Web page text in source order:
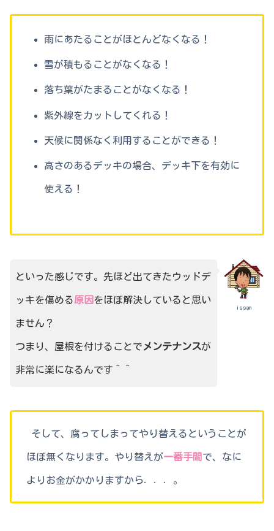
雨にあたることがほとんどなくなる！
雪が積もることがなくなる！
落ち葉がたまることがなくなる！
紫外線をカットしてくれる！
天候に関係なく利用することができる！
高さのあるデッキの場合、デッキ下を有効に
使える！
issan
といった感じです。先ほど出てきたウッドデ
ッキを傷める原因をほぼ解決していると思い
ません？
つまり、屋根を付けることで メンテナンスが
非常に楽になるんです＾＾
そして、腐ってしまってやり替えるということが
ほぼ無くなります。やり替えが一番手間 で、なに
よりお金がかかりますから．．．。